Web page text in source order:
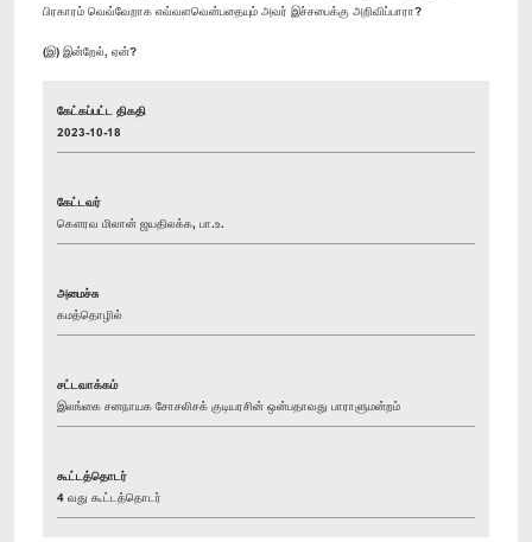
பிரகாரம் வெவ்வேறாக எவ்வளவென்பதையும் அவர் இச்சபைக்கு அறிவிப்பாரா?
(இ) இன்றேல், ஏன்?
கேட்கப்பட்ட திகதி
2023-10-18
கேட்டவர்
கௌரவ மிலான் ஜயதிலக்க, பா.உ.
அமைச்சு
கமத்தொழில்
சட்டவாக்கம்
இலங்கை சனநாயக சோசலிசக் குடியரசின் ஒன்பதாவது பாராளுமன்றம்
கூட்டத்தொடர்
4 வது கூட்டத்தொடர்